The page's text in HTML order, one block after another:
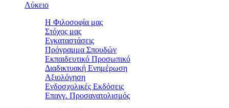
Λύκειο
Η Φιλοσοφία μας
Στόχος μας
Εγκαταστάσεις
Πρόγραμμα Σπουδών
Εκπαιδευτικό Προσωπικό
Διαδικτυακή Ενημέρωση
Αξιολόγηση
Ενδοσχολικές Εκδόσεις
Επαγγ. Προσανατολισμός